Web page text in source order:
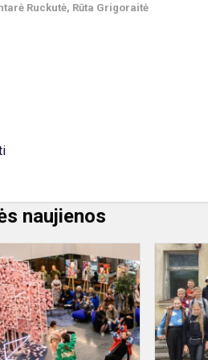
Ruckutė, Rūta Grigoraitė
naujienos
Padėka
už
dalyvavimą
projekte
„Hanami
matsuri